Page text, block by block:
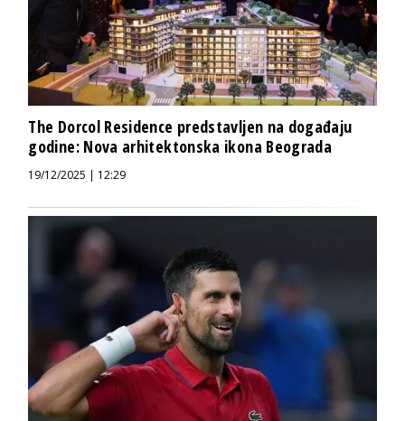
The Dorcol Residence predstavljen na događaju
godine: Nova arhitektonska ikona Beograda
19/12/2025 | 12:29